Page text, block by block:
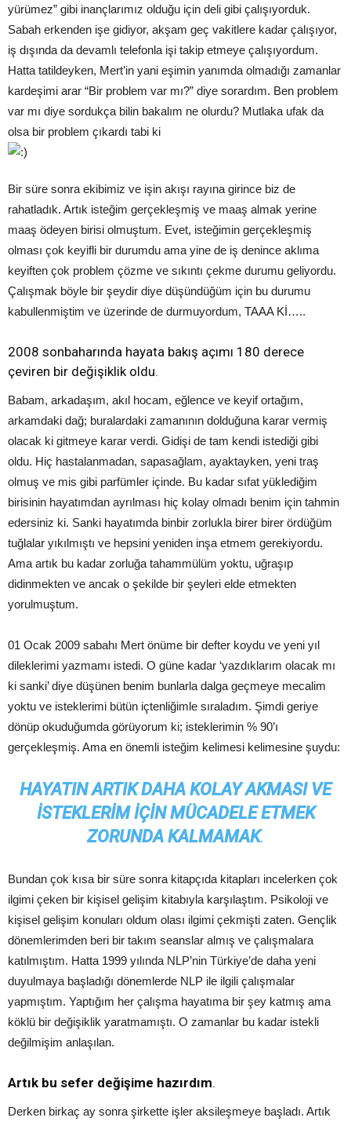
yürümez” gibi inançlarımız olduğu için deli gibi çalışıyorduk.
Sabah erkenden işe gidiyor, akşam geç vakitlere kadar çalışıyor,
iş dışında da devamlı telefonla işi takip etmeye çalışıyordum.
Hatta tatildeyken, Mert’in yani eşimin yanımda olmadığı zamanlar
kardeşimi arar “Bir problem var mı?” diye sorardım. Ben problem
var mı diye sordukça bilin bakalım ne olurdu? Mutlaka ufak da
olsa bir problem çıkardı tabi ki
Bir süre sonra ekibimiz ve işin akışı rayına girince biz de
rahatladık. Artık isteğim gerçekleşmiş ve maaş almak yerine
maaş ödeyen birisi olmuştum. Evet, isteğimin gerçekleşmiş
olması çok keyifli bir durumdu ama yine de iş denince aklıma
keyiften çok problem çözme ve sıkıntı çekme durumu geliyordu.
Çalışmak böyle bir şeydir diye düşündüğüm için bu durumu
kabullenmiştim ve üzerinde de durmuyordum, TAAA Kİ…..
2008 sonbaharında hayata bakış açımı 180 derece
çeviren bir değişiklik oldu.
Babam, arkadaşım, akıl hocam, eğlence ve keyif ortağım,
arkamdaki dağ; buralardaki zamanının dolduğuna karar vermiş
olacak ki gitmeye karar verdi. Gidişi de tam kendi istediği gibi
oldu. Hiç hastalanmadan, sapasağlam, ayaktayken, yeni traş
olmuş ve mis gibi parfümler içinde. Bu kadar sıfat yüklediğim
birisinin hayatımdan ayrılması hiç kolay olmadı benim için tahmin
edersiniz ki. Sanki hayatımda binbir zorlukla birer birer ördüğüm
tuğlalar yıkılmıştı ve hepsini yeniden inşa etmem gerekiyordu.
Ama artık bu kadar zorluğa tahammülüm yoktu, uğraşıp
didinmekten ve ancak o şekilde bir şeyleri elde etmekten
yorulmuştum.
01 Ocak 2009 sabahı Mert önüme bir defter koydu ve yeni yıl
dileklerimi yazmamı istedi. O güne kadar ‘yazdıklarım olacak mı
ki sanki’ diye düşünen benim bunlarla dalga geçmeye mecalim
yoktu ve isteklerimi bütün içtenliğimle sıraladım. Şimdi geriye
dönüp okuduğumda görüyorum ki; isteklerimin % 90’ı
gerçekleşmiş. Ama en önemli isteğim kelimesi kelimesine şuydu:
HAYATIN ARTIK DAHA KOLAY AKMASI VE
ISTEKLERIM IÇIN MÜCADELE ETMEK
ZORUNDA KALMAMAK.
Bundan çok kısa bir süre sonra kitapçıda kitapları incelerken çok
ilgimi çeken bir kişisel gelişim kitabıyla karşılaştım. Psikoloji ve
kişisel gelişim konuları oldum olası ilgimi çekmişti zaten. Gençlik
dönemlerimden beri bir takım seanslar almış ve çalışmalara
katılmıştım. Hatta 1999 yılında NLP’nin Türkiye’de daha yeni
duyulmaya başladığı dönemlerde NLP ile ilgili çalışmalar
yapmıştım. Yaptığım her çalışma hayatıma bir şey katmış ama
köklü bir değişiklik yaratmamıştı. O zamanlar bu kadar istekli
değilmişim anlaşılan.
Artık bu sefer değişime hazırdım.
Derken birkaç ay sonra şirkette işler aksileşmeye başladı. Artık